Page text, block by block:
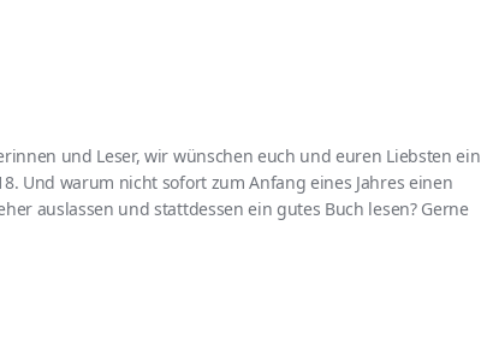
und Leser, wir wünschen euch und euren Liebsten ein
Und warum nicht sofort zum Anfang eines Jahres einen
auslassen und stattdessen ein gutes Buch lesen? Gerne